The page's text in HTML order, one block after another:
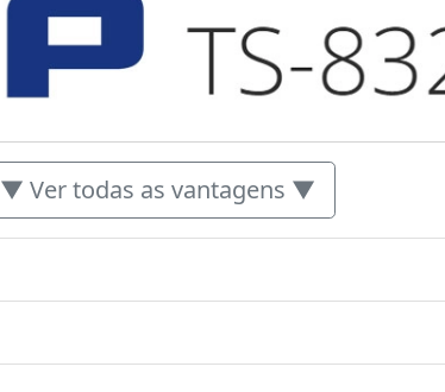
▼ Ver todas as vantagens ▼